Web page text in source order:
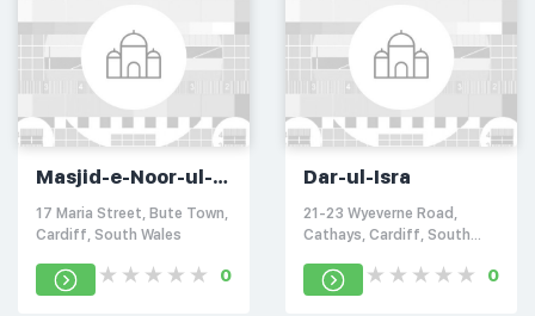
Masjid-e-Noor-ul-
Islam
17 Maria Street, Bute Town,
Cardiff, South Wales
0
Dar-ul-Isra
21-23 Wyeverne Road,
Cathays, Cardiff, South
0